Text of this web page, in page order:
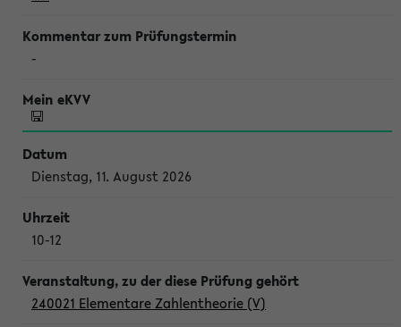
-
Dienstag, 11. August 2026
10-12
240021 Elementare Zahlentheorie (V)